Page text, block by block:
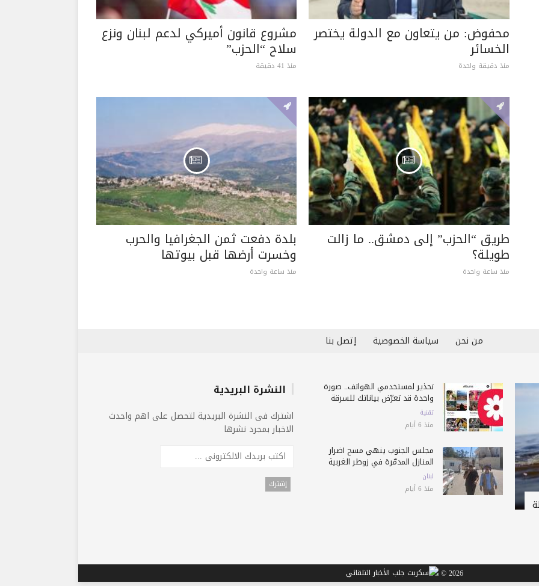
محفوض: من يتعاون مع الدولة يختصر
الخسائر
منذ دقيقة واحدة
مشروع قانون أميركي لدعم لبنان ونزع
سلاح “الحزب”
منذ 41 دقيقة
طريق “الحزب” إلى دمشق.. ما زالت
طويلة؟
منذ ساعة واحدة
بلدة دفعت ثمن الجغرافيا والحرب
وخسرت أرضها قبل بيوتها
منذ ساعة واحدة
من نحن سياسة الخصوصية إتصل بنا
تحذير لمستخدمي الهواتف.. صورة
واحدة قد تعرّض بياناتك للسرقة
تقنية
منذ 6 أيام
مجلس الجنوب ينهي مسح أضرار
المنازل المدمّرة في زوطر الغربية
لبنان
منذ 6 أيام
النشرة البريدية
اشترك فى النشرة البريدية لتحصل على اهم واحدث
الاخبار بمجرد نشرها
2026 ©